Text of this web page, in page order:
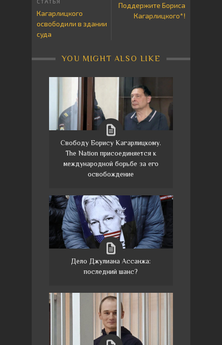
Кагарлицкого
освободили в здании
суда
Поддержите Бориса
Кагарлицкого*!
YOU MIGHT ALSO LIKE
Свободу Борису Кагарлицкому.
The Nation присоединяется к
международной борьбе за его
освобождение
Дело Джулиана Ассанжа:
последний шанс?